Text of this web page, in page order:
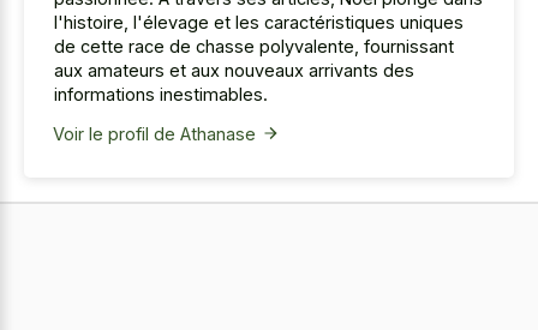
l'histoire, l'élevage et les caractéristiques uniques
de cette race de chasse polyvalente, fournissant
aux amateurs et aux nouveaux arrivants des
informations inestimables.
Voir le profil de Athanase